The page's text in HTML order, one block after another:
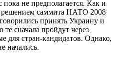
пока не предполагается. Как и
решением саммита НАТО 2008
принять Украину и
сначала пройдут через
для стран-кандидатов. Однако,
начались.